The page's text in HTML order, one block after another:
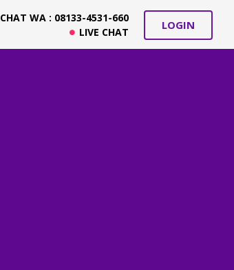
CHAT WA : 08133-4531-660
LIVE CHAT
LOGIN